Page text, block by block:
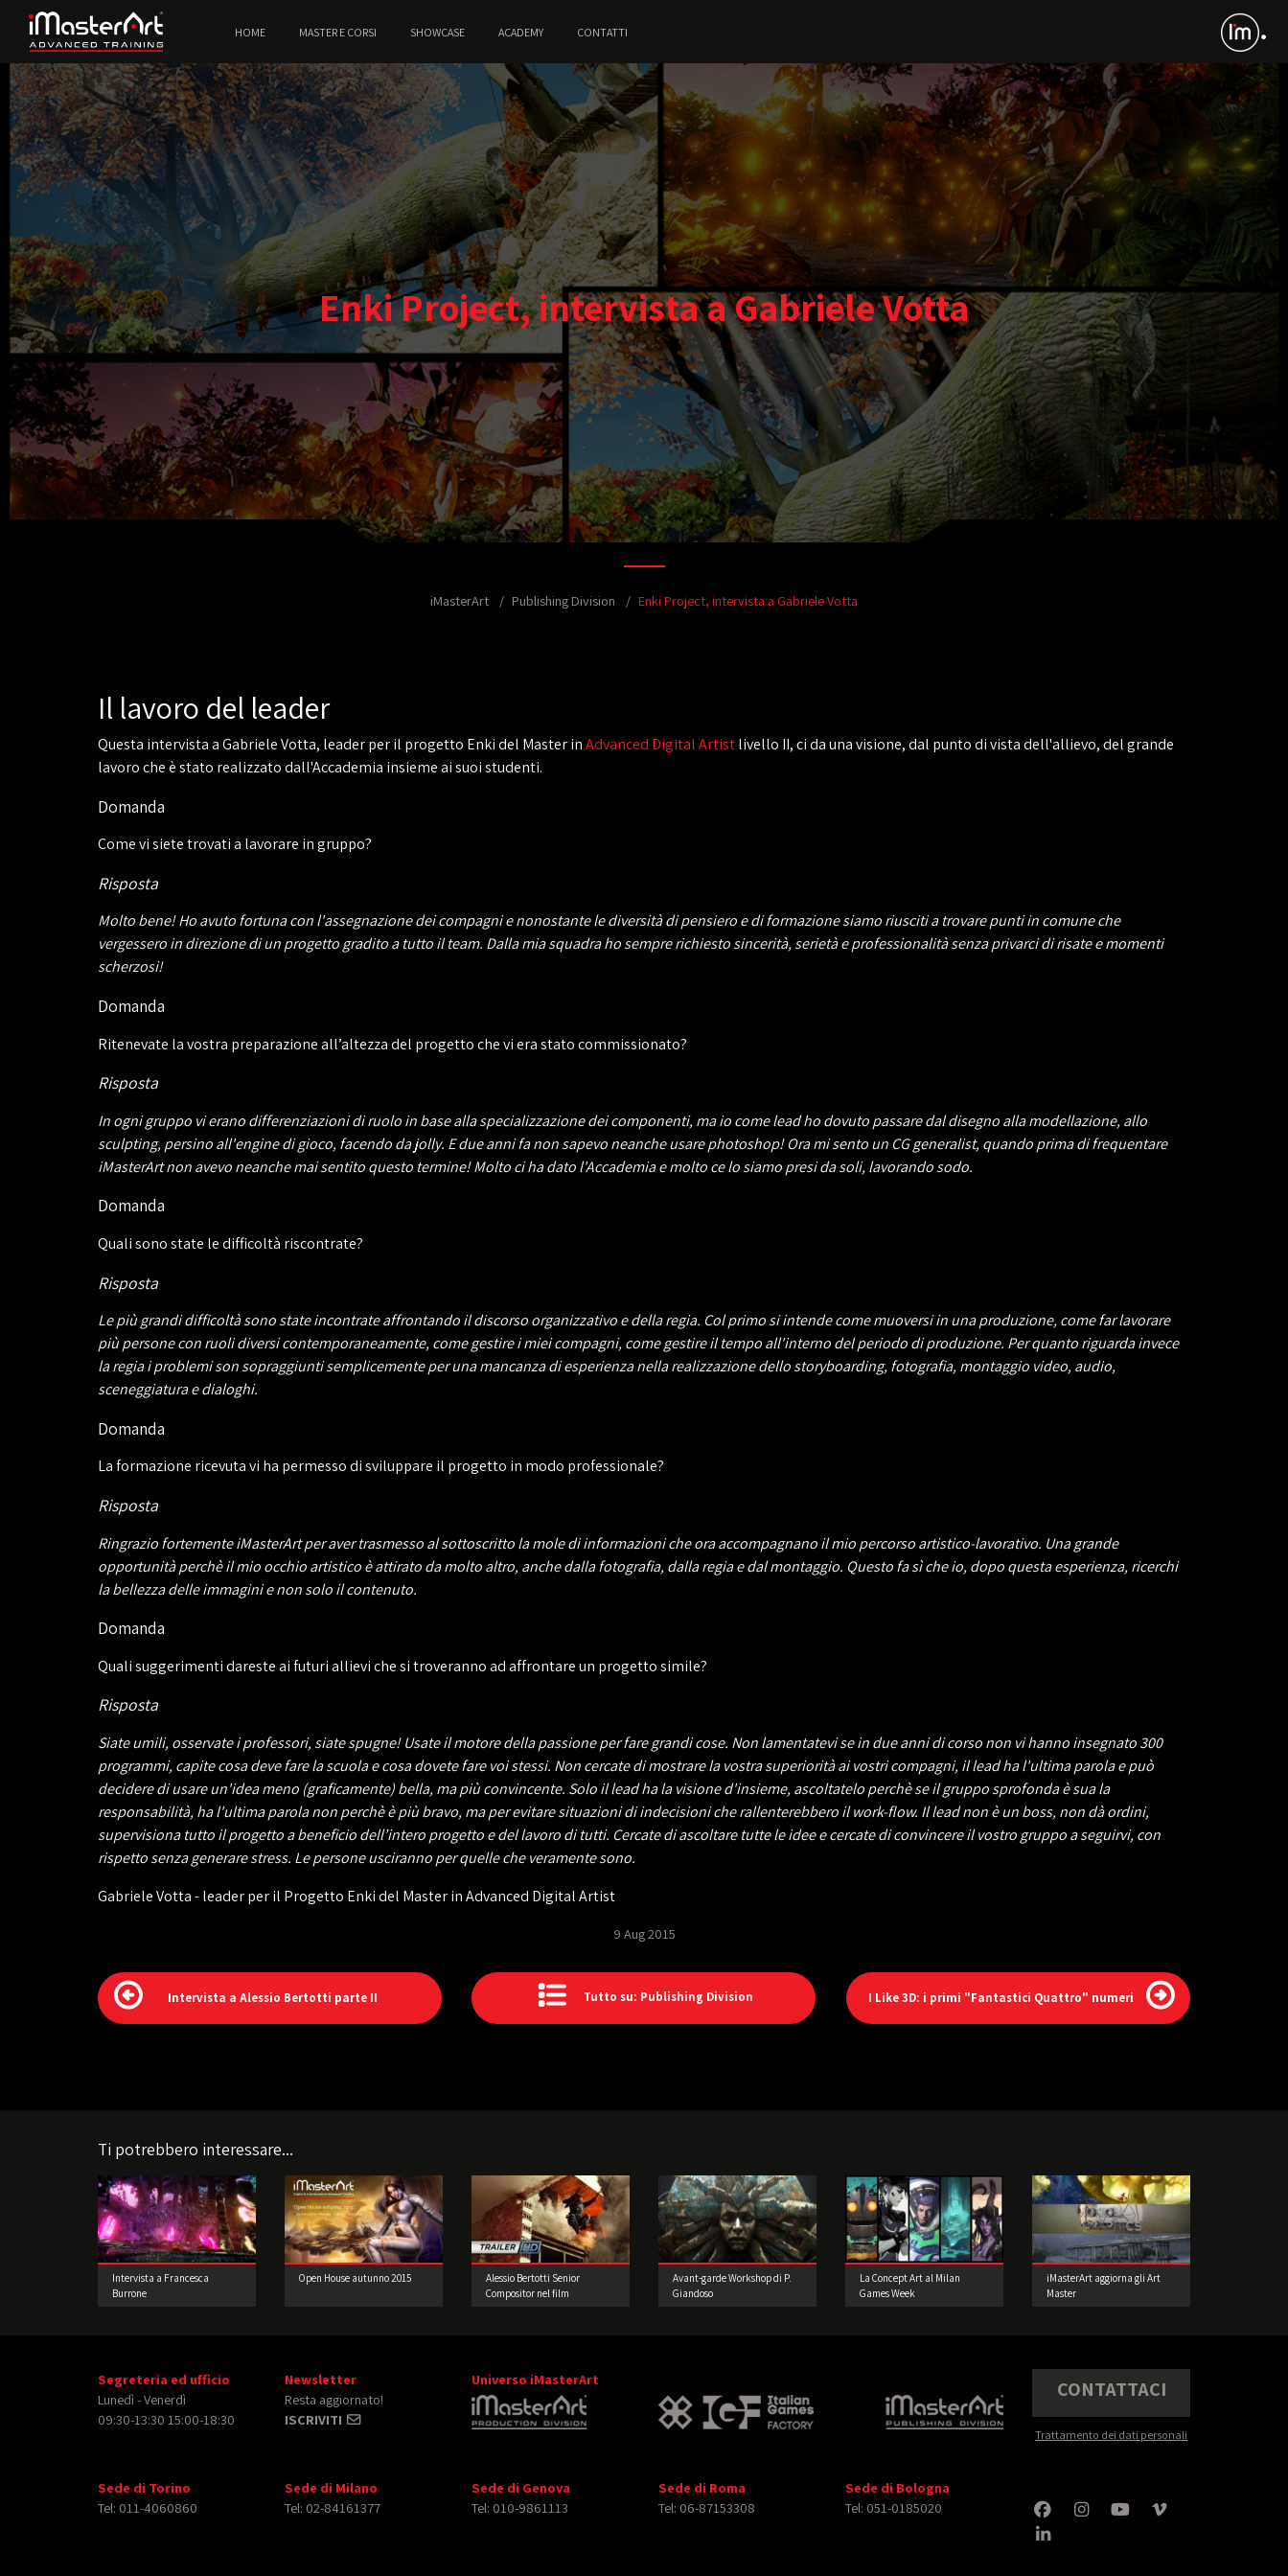
HOME MASTER E CORSI SHOWCASE ACADEMY CONTATTI
Enki Project, intervista a Gabriele Votta
iMasterArt Publishing Division Enki Project, intervista a Gabriele Votta
Il lavoro del leader
Questa intervista a Gabriele Votta, leader per il progetto Enki del Master inAdvanced Digital Artistlivello II, ci da una visione, dal punto di vista dell'allievo, del grande
lavoro che è stato realizzato dall'Accademia insieme ai suoi studenti.
Domanda
Come vi siete trovati a lavorare in gruppo?
Risposta
Molto bene! Ho avuto fortuna con l'assegnazione dei compagni e nonostante le diversità di pensiero e di formazione siamo riusciti a trovare punti in comune che
vergessero in direzione di un progetto gradito a tutto il team. Dalla mia squadra ho sempre richiesto sincerità, serietà e professionalità senza privarci di risate e momenti
scherzosi!
Domanda
Ritenevate la vostra preparazione all’altezza del progetto che vi era stato commissionato?
Risposta
In ogni gruppo vi erano differenziazioni di ruolo in base alla specializzazione dei componenti, ma io come lead ho dovuto passare dal disegno alla modellazione, allo
sculpting, persino all'engine di gioco, facendo da jolly. E due anni fa non sapevo neanche usare photoshop! Ora mi sento un CG generalist, quando prima di frequentare
iMasterArt non avevo neanche mai sentito questo termine! Molto ci ha dato l'Accademia e molto ce lo siamo presi da soli, lavorando sodo.
Domanda
Quali sono state le difficoltà riscontrate?
Risposta
Le più grandi difficoltà sono state incontrate affrontando il discorso organizzativo e della regia. Col primo si intende come muoversi in una produzione, come far lavorare
più persone con ruoli diversi contemporaneamente, come gestire i miei compagni, come gestire il tempo all'interno del periodo di produzione. Per quanto riguarda invece
la regia i problemi son sopraggiunti semplicemente per una mancanza di esperienza nella realizzazione dello storyboarding, fotografia, montaggio video, audio,
sceneggiatura e dialoghi.
Domanda
La formazione ricevuta vi ha permesso di sviluppare il progetto in modo professionale?
Risposta
Ringrazio fortemente iMasterArt per aver trasmesso al sottoscritto la mole di informazioni che ora accompagnano il mio percorso artistico-lavorativo. Una grande
opportunità perchè il mio occhio artistico è attirato da molto altro, anche dalla fotografia, dalla regia e dal montaggio. Questo fa sì che io, dopo questa esperienza, ricerchi
la bellezza delle immagini e non solo il contenuto.
Domanda
Quali suggerimenti dareste ai futuri allievi che si troveranno ad affrontare un progetto simile?
Risposta
Siate umili, osservate i professori, siate spugne! Usate il motore della passione per fare grandi cose. Non lamentatevi se in due anni di corso non vi hanno insegnato 300
programmi, capite cosa deve fare la scuola e cosa dovete fare voi stessi. Non cercate di mostrare la vostra superiorità ai vostri compagni, il lead ha l'ultima parola e può
decidere di usare un'idea meno (graficamente) bella, ma più convincente. Solo il lead ha la visione d'insieme, ascoltatelo perchè se il gruppo sprofonda è sua la
responsabilità, ha l'ultima parola non perchè è più bravo, ma per evitare situazioni di indecisioni che rallenterebbero il work-flow. Il lead non è un boss, non dà ordini,
supervisiona tutto il progetto a beneficio dell’intero progetto e del lavoro di tutti. Cercate di ascoltare tutte le idee e cercate di convincere il vostro gruppo a seguirvi, con
rispetto senza generare stress. Le persone usciranno per quelle che veramente sono.
Gabriele Votta - leader per il Progetto Enki del Master in Advanced Digital Artist
9 Aug 2015
Intervista a Alessio Bertotti parte II Tutto su: Publishing Division I Like 3D: i primi "Fantastici Quattro" numeri
Ti potrebbero interessare...
Intervista a Francesca
Burrone
Open House autunno 2015
Alessio Bertotti Senior
Compositor nel film
Avant-garde Workshop di P.
Giandoso
La Concept Art al Milan
Games Week
iMasterArt aggiorna gli Art
Master
Segreteria ed ufficio
Lunedì - Venerdì
09:30-13:30 15:00-18:30
Newsletter
Resta aggiornato!
ISCRIVITI
Universo iMasterArt CONTATTACI
Trattamento dei dati personali
Sede di Torino
Tel: 011-4060860
Sede di Milano
Tel: 02-84161377
Sede di Genova
Tel: 010-9861113
Sede di Roma
Tel: 06-87153308
Sede di Bologna
Tel: 051-0185020